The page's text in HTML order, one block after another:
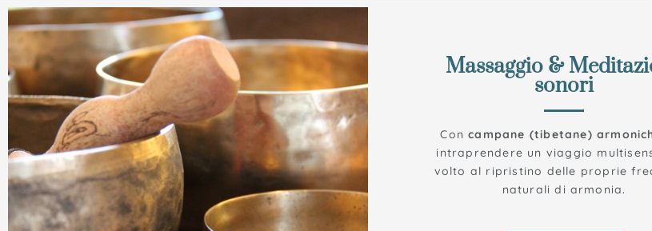
Massaggio &
sonori
Concampane (tibetane)
intraprendere un viaggio
volto al ripristino delle proprie
naturali di armonia.